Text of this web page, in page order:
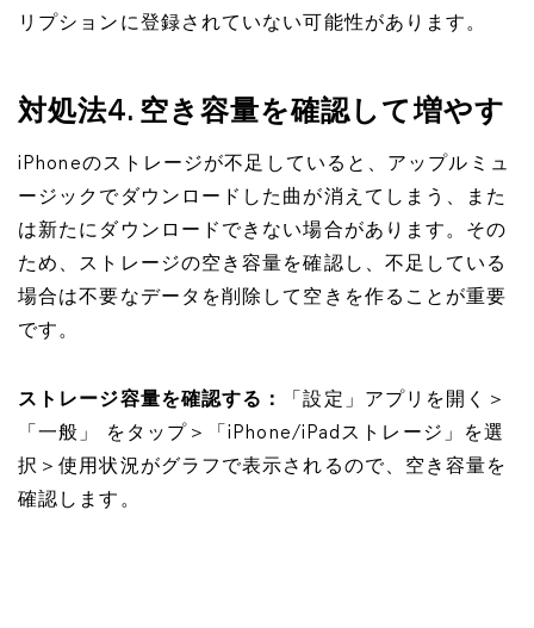
リプションに登録されていない可能性があります。
対処法4. 空き容量を確認して増やす
iPhoneのストレージが不足していると、アップルミュ
ージックでダウンロードした曲が消えてしまう、また
は新たにダウンロードできない場合があります。その
ため、ストレージの空き容量を確認し、不足している
場合は不要なデータを削除して空きを作ることが重要
です。
ストレージ容量を確認する：
「設定」アプリを開く＞
「一般」 をタップ＞「iPhone/iPadストレージ」を選
択＞使用状況がグラフで表示されるので、空き容量を
確認します。